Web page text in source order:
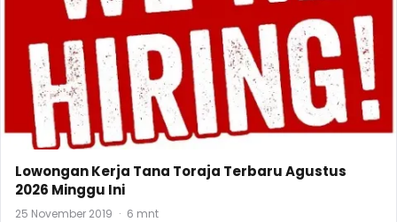
Lowongan Kerja Tana Toraja Terbaru Agustus
2026 Minggu Ini
25 November 2019 · 6 mnt